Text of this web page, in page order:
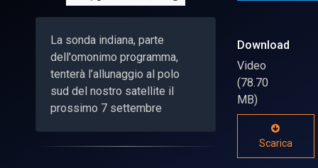
La sonda indiana, parte
dell'omonimo programma,
tenterà l’allunaggio al polo
sud del nostro satellite il
prossimo 7 settembre
Download
Video
(78.70
MB)
Scarica